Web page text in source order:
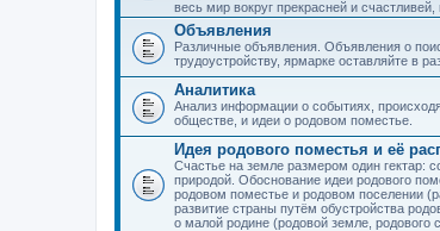
весь мир вокруг прекрасней и
Объявления
Различные объявления. Объявления о
трудоустройству, ярмарке оставляйте в
Аналитика
Анализ информации о событиях,
обществе, и идеи о родовом поместье.
Идея родового поместья и её
Счастье на земле размером один гектар:
природой. Обоснование идеи родового
родовом поместье и родовом поселении
развитие страны путём обустройства
о малой родине (родовой земле, родового